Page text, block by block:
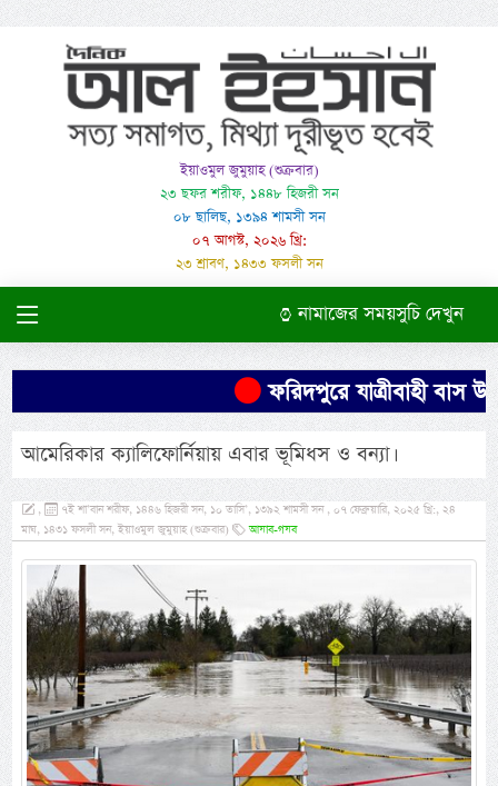
ইয়াওমুল জুমুয়াহ (শুক্রবার)
২৩ ছফর শরীফ, ১৪৪৮ হিজরী সন
০৮ ছালিছ, ১৩৯৪ শামসী সন
০৭ আগস্ট, ২০২৬ খ্রি:
২৩ শ্রাবণ, ১৪৩৩ ফসলী সন
নামাজের সময়সুচি দেখুন
ফরিদপুরে যাত্রীবাহী বাস
আমেরিকার ক্যালিফোর্নিয়ায় এবার ভূমিধস ও বন্যা।
,
৭ই শা’বান শরীফ, ১৪৪৬ হিজরী সন, ১০ তাসি’, ১৩৯২ শামসী সন , ০৭ ফেব্রুয়ারি, ২০২৫ খ্রি:, ২৪
মাঘ, ১৪৩১ ফসলী সন, ইয়াওমুল জুমুয়াহ (শুক্রবার)
আযাব-গযব